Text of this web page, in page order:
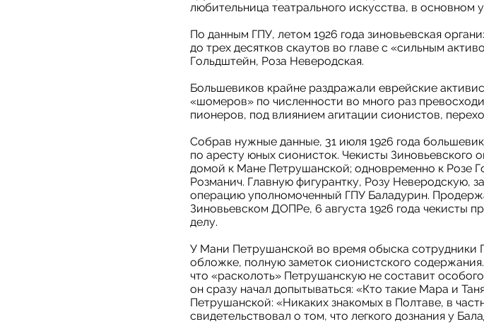
любительница театрального искусства, в основном
По данным ГПУ, летом 1926 года зиновьевская
до трех десятков скаутов во главе с «сильным
Гольдштейн, Роза Неверодская.
Большевиков крайне раздражали еврейские
«шомеров» по численности во много раз
пионеров, под влиянием агитации сионистов,
Собрав нужные данные, 31 июля 1926 года
по аресту юных сионисток. Чекисты Зиновьевского
домой к Мане Петрушанской; одновременно к Розе
Розманич. Главную фигурантку, Розу Неверодскую,
операцию уполномоченный ГПУ Баладурин.
Зиновьевском ДОПРе, 6 августа 1926 года чекисты
делу.
У Мани Петрушанской во время обыска
обложке, полную заметок сионистского
что «расколоть» Петрушанскую не составит
он сразу начал допытываться: «Кто такие Мара и
Петрушанской: «Никаких знакомых в Полтаве, в
свидетельствовал о том, что легкого дознания у